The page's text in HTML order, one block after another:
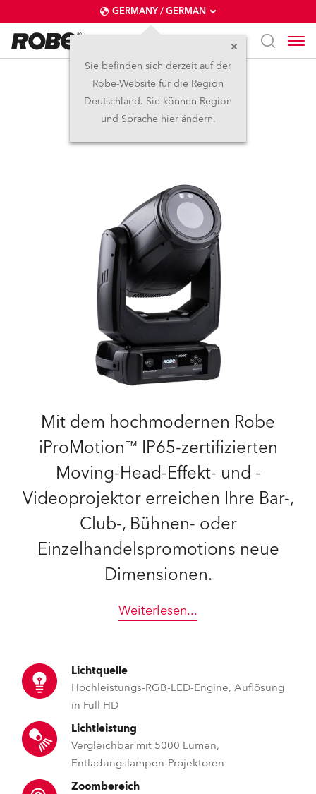
GERMANY / GERMAN
Sie befinden sich derzeit auf der
Robe-Website für die Region
Deutschland. Sie können Region
und Sprache hier ändern.
iProMotion™
IP65
Mit dem hochmodernen Robe
iProMotion™ IP65-zertifizierten
Moving-Head-Effekt- und -
Videoprojektor erreichen Ihre Bar-,
Club-, Bühnen- oder
Einzelhandelspromotions neue
Dimensionen.
Weiterlesen...
Lichtquelle
Hochleistungs-RGB-LED-Engine, Auflösung
in Full HD
Lichtleistung
Vergleichbar mit 5000 Lumen,
Entladungslampen-Projektoren
Zoombereich